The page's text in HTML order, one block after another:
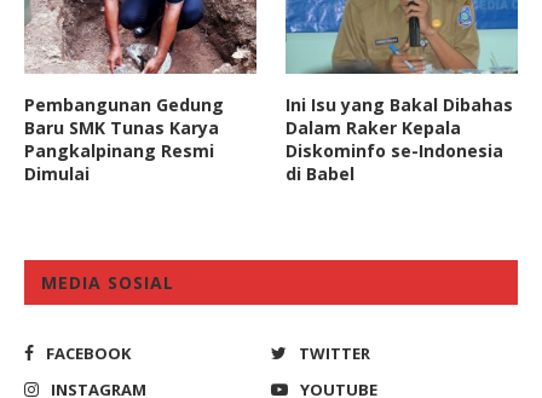
Pembangunan Gedung
Baru SMK Tunas Karya
Pangkalpinang Resmi
Dimulai
Ini Isu yang Bakal Dibahas
Dalam Raker Kepala
Diskominfo se-Indonesia
di Babel
MEDIA SOSIAL
FACEBOOK
TWITTER
INSTAGRAM
YOUTUBE